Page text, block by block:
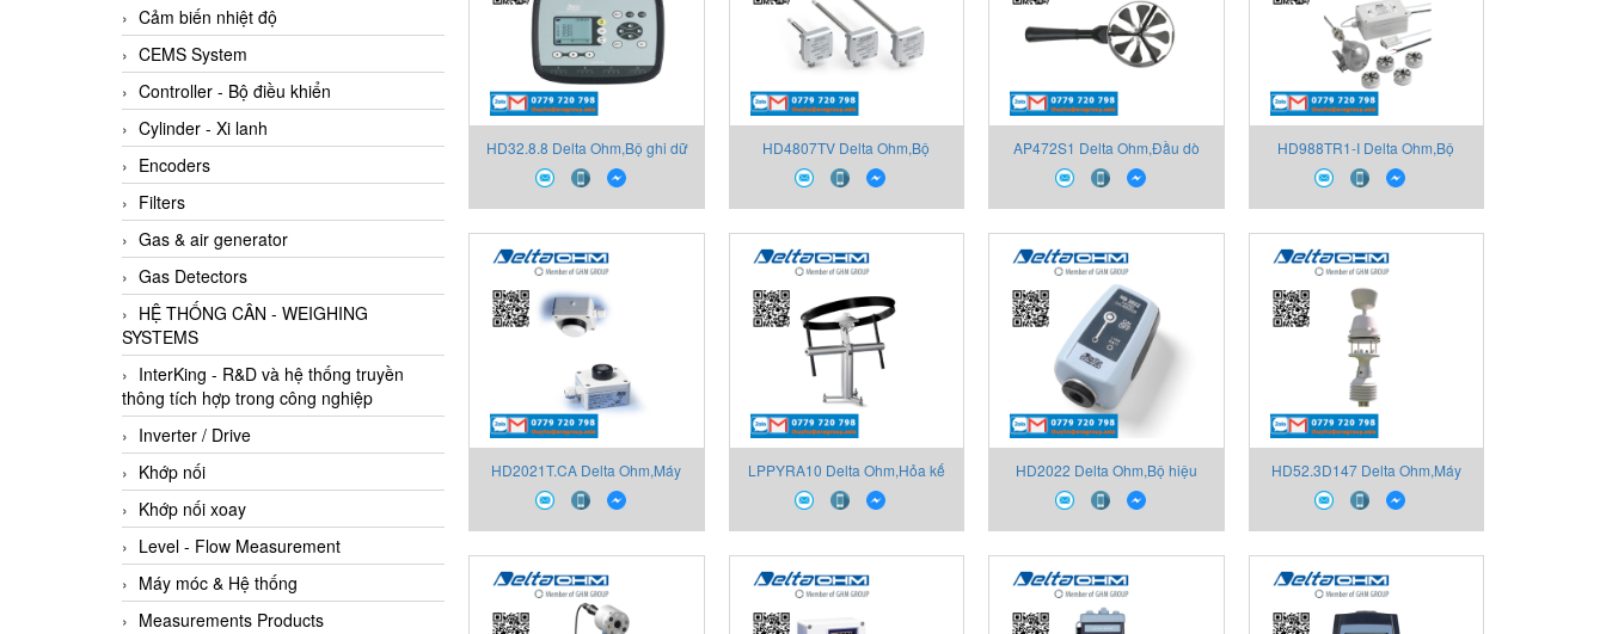
Cảm biến nhiệt độ
CEMS System
Controller - Bộ điều khiển
Cylinder - Xi lanh
Encoders
Filters
Gas & air generator
Gas Detectors
HỆ THỐNG CÂN - WEIGHING
SYSTEMS
InterKing - R&D và hệ thống truyền
thông tích hợp trong công nghiệp
Inverter / Drive
Khớp nối
Khớp nối xoay
Level - Flow Measurement
Máy móc & Hệ thống
Measurements Products
HD32.8.8 Delta Ohm,Bộ ghi dữ
liệu nhiệt độ 8 đầu vào – Cặp
nhiệt điện
HD4807TV Delta Ohm,Bộ
truyền nhiệt độ-độ ẩm chủ động
AP472S1 Delta Ohm,Đầu dò
cánh quạt cặp nhiệt điện
HD988TR1-I Delta Ohm,Bộ
truyền nhiệt độ có thể cấu hình
HD2021T.CA Delta Ohm,Máy
phát bức xạ trắc quang
LPPYRA10 Delta Ohm,Hỏa kế
phẳng loại A
HD2022 Delta Ohm,Bộ hiệu
chuẩn mức âm thanh loại 2
HD52.3D147 Delta Ohm,Máy
đo gió siêu âm 2 trục